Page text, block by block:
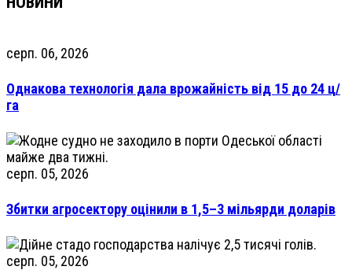
серп. 06, 2026
Однакова технологія дала врожайність від 15 до 24 ц/
га
серп. 05, 2026
Збитки агросектору оцінили в 1,5–3 мільярди доларів
серп. 05, 2026